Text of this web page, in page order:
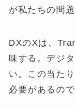
が私たちの問
DXのXは、
味する。デジ
い。この当た
必要があるの